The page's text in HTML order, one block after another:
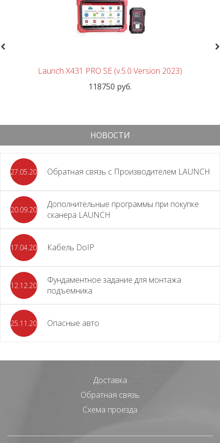
Launch X431 PRO SE (v.5.0 Version 2023)
118750 руб.
НОВОСТИ
27.05.2026 Обратная связь с Производителем LAUNCH
20.09.2025
Дополнительные программы при покупке
сканера LAUNCH
17.04.2024 Кабель DoIP
12.12.2023
Фундаментное задание для монтажа
подъемника
25.11.2023 Опасные авто
Доставка
Обратная связь
Схема проезда